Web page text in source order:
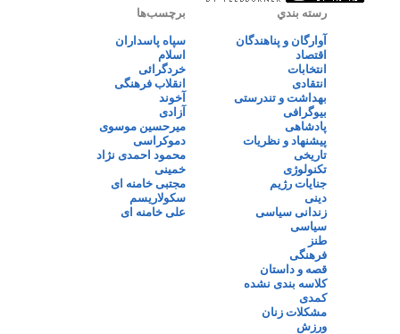
رسته بندي
آوارگان و پناهندگان
اقتصاد
انتخابات
انتقادی
بهداشت و تندرستی
بیوگرافی
پادشاهی
پیشنهاد و نظریات
تاریخی
تکنولوژی
جنایات رژیم
دینی
زندانی سیاسی
سیاسی
طنز
فرهنگی
قصه و داستان
کلاسه بندی نشده
کمدی
مشکلات زنان
ورزش
برچسب‌ها
سپاه پاسداران
اسلام
خردگرائی
انقلاب فرهنگی
آخوند
آزادی
میرحسین موسوی
دموکراسی
محمود احمدی نژاد
خمینی
مجتبی خامنه ای
سکولاریسم
علی خامنه ای